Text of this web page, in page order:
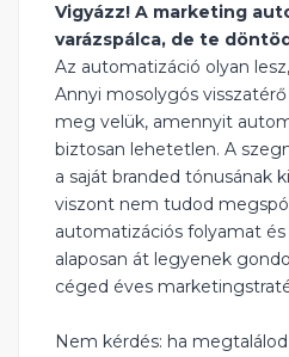
Vigyázz! A marketing
varázspálca, de te
Az automatizáció olyan
Annyi mosolygós
meg velük, amennyit
biztosan lehetetlen. A
a saját branded tónusának
viszont nem tudod
automatizációs folyamat
alaposan át legyenek
céged éves
Nem kérdés: ha